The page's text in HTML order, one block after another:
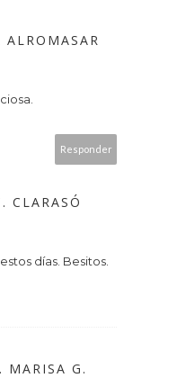
ALROMASAR
Responder
CLARASÓ
días. Besitos.
MARISA G.